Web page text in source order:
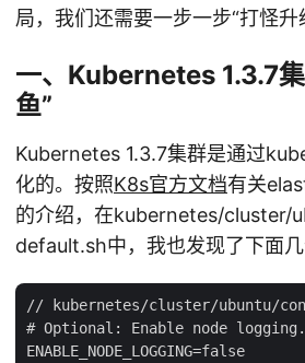
局，我们还需要一步一步“打怪升
一、Kubernetes 1.3.7
鱼”
Kubernetes 1.3.7集群是通过
化的。按照K8s官方文档有关
的介绍，在kubernetes/cluster/
default.sh中，我也发现了下面几
// kubernetes/cluster/ubuntu/
# Optional: Enable node logging.
ENABLE_NODE_LOGGING=false